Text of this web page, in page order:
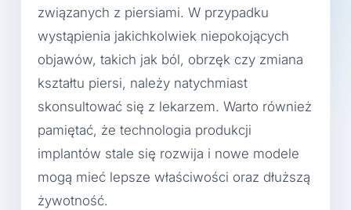
związanych z piersiami. W przypadku
wystąpienia jakichkolwiek niepokojących
objawów, takich jak ból, obrzęk czy zmiana
kształtu piersi, należy natychmiast
skonsultować się z lekarzem. Warto również
pamiętać, że technologia produkcji
implantów stale się rozwija i nowe modele
mogą mieć lepsze właściwości oraz dłuższą
żywotność.